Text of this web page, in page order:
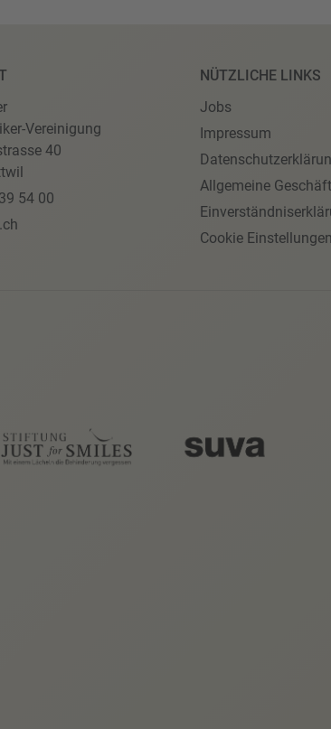
Vereinigung
40
54 00
NÜTZLICHE LINKS
Jobs
Impressum
Allgemeine
Cookie Einstellungen